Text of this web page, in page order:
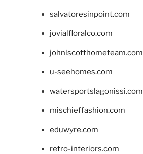
salvatoresinpoint.com
jovialfloralco.com
johnlscotthometeam.com
u-seehomes.com
watersportslagonissi.com
mischieffashion.com
eduwyre.com
retro-interiors.com